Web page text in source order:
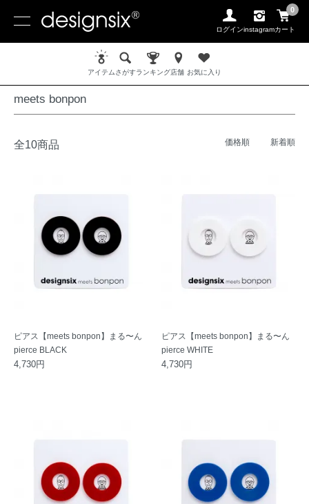
ログインinstagram
0
カート
アイテムさがすランキング店舗 お気に入り
PIERCE / ピアス meets bonpon
meets bonpon
全10商品 価格順 新着順
ピアス【meets bonpon】まる〜ん
pierce BLACK
4,730円
ピアス【meets bonpon】まる〜ん
pierce WHITE
4,730円